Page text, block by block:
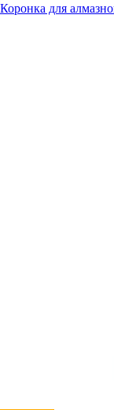
Коронка для